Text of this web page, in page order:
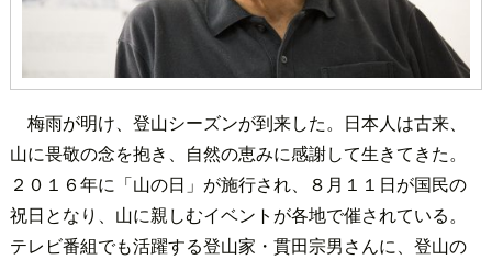
梅雨が明け、登山シーズンが到来した。日本人は古来、
山に畏敬の念を抱き、自然の恵みに感謝して生きてきた。
２０１６年に「山の日」が施行され、８月１１日が国民の
祝日となり、山に親しむイベントが各地で催されている。
テレビ番組でも活躍する登山家・貫田宗男さんに、登山の